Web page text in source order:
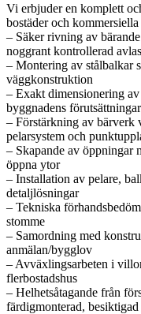
Vi erbjuder en komplett
bostäder och
– Säker rivning av
noggrant kontrollerad
– Montering av stålbalkar
väggkonstruktion
– Exakt dimensionering
byggnadens förutsättningar
– Förstärkning av
pelarsystem och
– Skapande av öppningar
öppna ytor
– Installation av pelare,
detaljlösningar
– Tekniska
stomme
– Samordning med
anmälan/bygglov
– Avväxlingsarbeten i
flerbostadshus
– Helhetsåtagande från
färdigmonterad,